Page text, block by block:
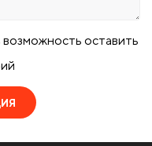
оставить